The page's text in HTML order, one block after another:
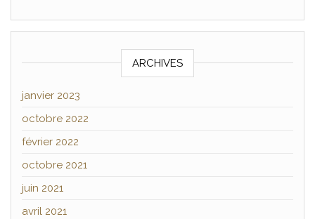
ARCHIVES
janvier 2023
octobre 2022
février 2022
octobre 2021
juin 2021
avril 2021